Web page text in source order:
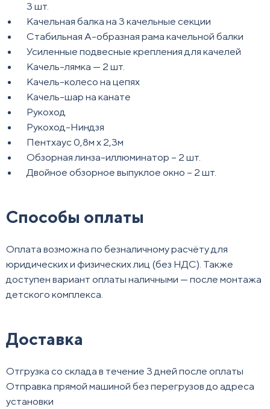
3 шт.
Качельная балка на 3 качельные секции
Стабильная А-образная рама качельной балки
Усиленные подвесные крепления для качелей
Качель-лямка — 2 шт.
Качель-колесо на цепях
Качель-шар на канате
Рукоход
Рукоход-Ниндзя
Пентхаус 0,8м х 2,3м
Обзорная линза-иллюминатор – 2 шт.
Двойное обзорное выпуклое окно – 2 шт.
Способы оплаты
Оплата возможна по безналичному расчёту для
юридических и физических лиц (без НДС). Также
доступен вариант оплаты наличными — после монтажа
детского комплекса.
Доставка
Отгрузка со склада в течение 3 дней после оплаты
Отправка прямой машиной без перегрузов до адреса
установки